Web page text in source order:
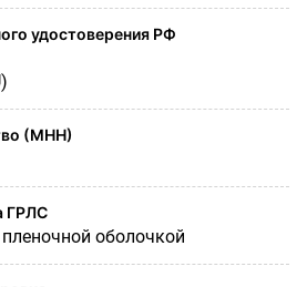
удостоверения РФ
(МНН)
ГРЛС
оболочкой